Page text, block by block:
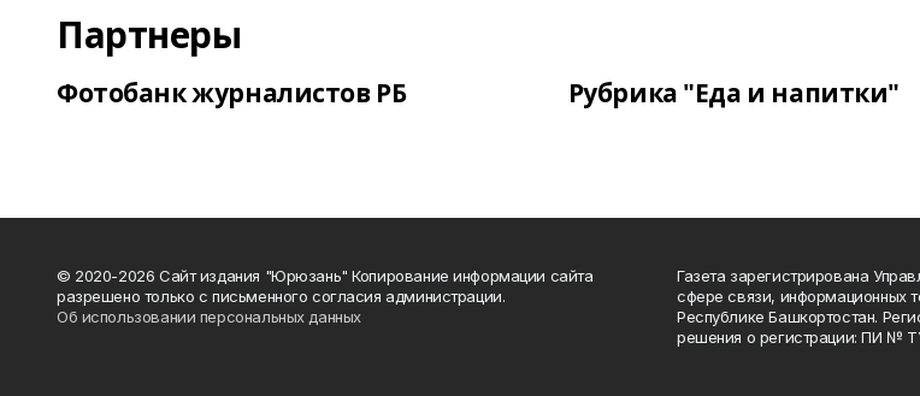
Партнеры
Фотобанк журналистов РБ Рубрика "Еда и напитки"
© 2020-2026 Сайт издания "Юрюзань" Копирование информации сайта
разрешено только с письменного согласия администрации.
Об использовании персональных данных
Газета зарегистрирована
сфере связи, информационных
Республике Башкортостан.
решения о регистрации: ПИ №